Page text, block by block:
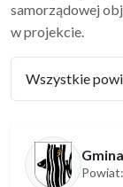
samorządowej
w projekcie.